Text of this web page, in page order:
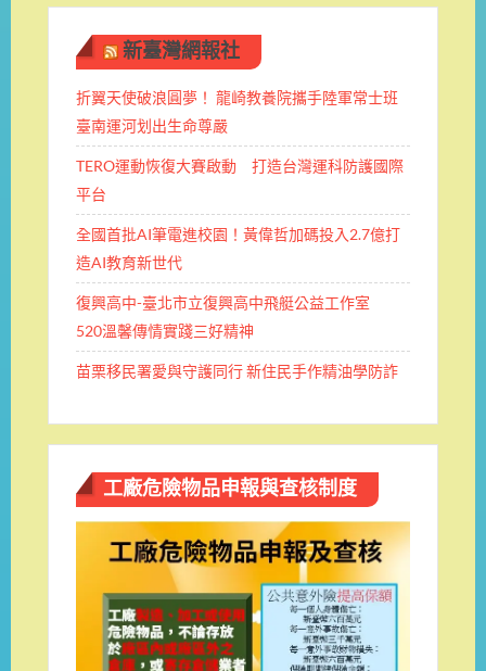
新臺灣網報社
折翼天使破浪圓夢！ 龍崎教養院攜手陸軍常士班 ​
臺南運河划出生命尊嚴
TERO運動恢復大賽啟動 打造台灣運科防護國際
平台
全國首批AI筆電進校園！黃偉哲加碼投入2.7億打
造AI教育新世代
復興高中-臺北市立復興高中飛艇公益工作室
520溫馨傳情實踐三好精神
苗栗移民署愛與守護同行 新住民手作精油學防詐
工廠危險物品申報與查核制度